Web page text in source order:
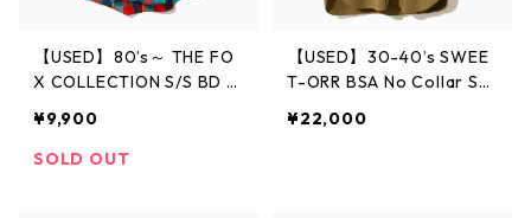
【USED】80’s～ THE FO
X COLLECTION S/S BD S
¥9,900
SOLD OUT
【USED】30-40’s SWEE
T-ORR BSA No Collar Shi
¥22,000